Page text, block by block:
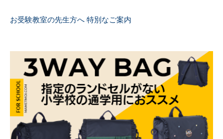
お受験教室の先生方へ 特別なご案内